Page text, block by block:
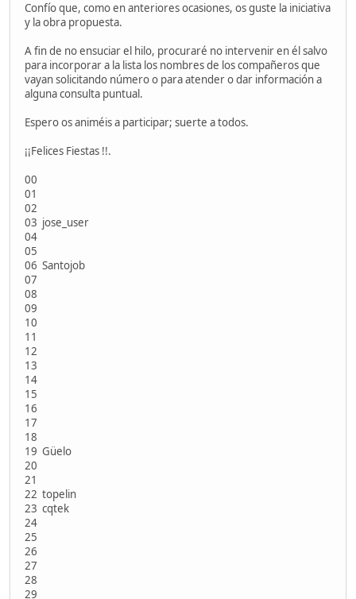
Confío que, como en anteriores ocasiones, os guste la iniciativa
y la obra propuesta.
A fin de no ensuciar el hilo, procuraré no intervenir en él salvo
para incorporar a la lista los nombres de los compañeros que
vayan solicitando número o para atender o dar información a
alguna consulta puntual.
Espero os animéis a participar; suerte a todos.
¡¡Felices Fiestas !!.
00
01
02
03 jose_user
04
05
06 Santojob
07
08
09
10
11
12
13
14
15
16
17
18
19 Güelo
20
21
22 topelin
23 cqtek
24
25
26
27
28
29